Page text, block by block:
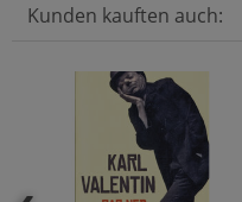
Kunden kauften auch: